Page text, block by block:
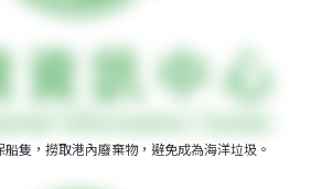
隻，撈取港內廢棄物，避免成為海洋垃圾。